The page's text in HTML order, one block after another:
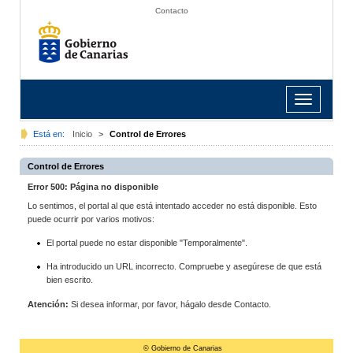
Contacto
Toggle
navigation
Está en: Inicio > Control de Errores
Control de Errores
Error 500: Página no disponible
Lo sentimos, el portal al que está intentado acceder no está disponible. Esto
puede ocurrir por varios motivos:
El portal puede no estar disponible "Temporalmente".
Ha introducido un URL incorrecto. Compruebe y asegúrese de que está
bien escrito.
Atención: Si desea informar, por favor, hágalo desde Contacto.
© Gobierno de Canarias